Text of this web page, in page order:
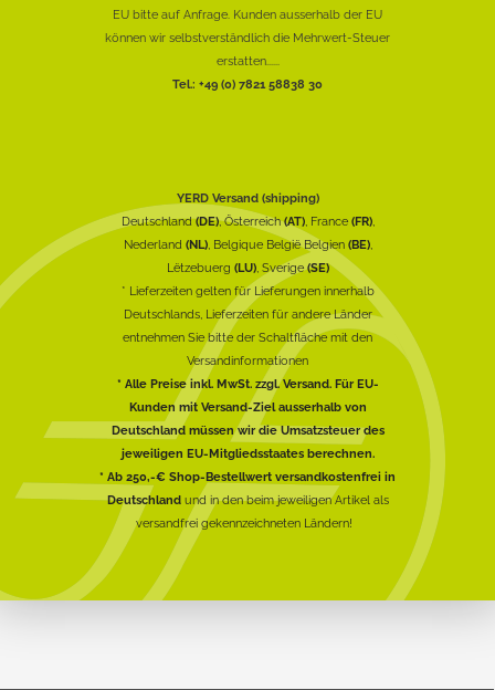
EU bitte auf Anfrage. Kunden ausserhalb der EU
können wir selbstverständlich die Mehrwert-Steuer
erstatten......
Tel.: +49 (0) 7821 58838 30
YERD Versand (shipping)
Deutschland(DE), Österreich(AT), France (FR),
Nederland (NL), Belgique België Belgien (BE),
Lëtzebuerg (LU), Sverige(SE)
* Lieferzeiten gelten für Lieferungen innerhalb
Deutschlands, Lieferzeiten für andere Länder
entnehmen Sie bitte der Schaltfläche mit den
Versandinformationen
* Alle Preise inkl. MwSt. zzgl. Versand. Für EU-
Kunden mit Versand-Ziel ausserhalb von
Deutschland müssen wir die Umsatzsteuer des
jeweiligen EU-Mitgliedsstaates berechnen.
* Ab 250,-€ Shop-Bestellwert versandkostenfrei in
Deutschlandund in den beim jeweiligen Artikel als
versandfrei gekennzeichneten Ländern!